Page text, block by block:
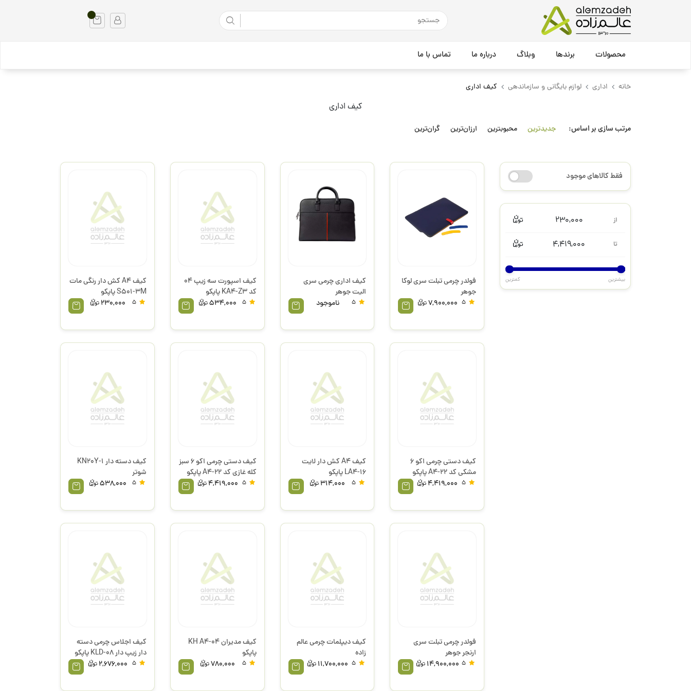
محصولات برندها وبلاگ درباره ما تماس با ما
خانه اداری لوازم بایگانی و سازماندهی کیف اداری
کیف اداری
مرتب سازی بر اساس: جدیدترین محبوبترین ارزان‌ترین گران‌ترین
فقط کالاهای موجود
از 230,000
تا 4,419,000
بیشترین کمترین
فولدر چرمی تبلت سری لوکا
جوهر
7,900,000
کیف اداری چرمی سری
الیت جوهر
ناموجود
کیف اسپورت سه زیپ 04
کد KA4-Z3 پاپکو
5
534,000
کیف A4 کش دار رنگی مات
S501-3M پاپکو
5
230,000
کیف دستی چرمی اکو 6
مشکی کد A4-22 پاپکو
4,419,000
کیف A4 کش دار لایت
LA4-16 پاپکو
314,000
کیف دستی چرمی اکو 6 سبز
کله غازی کد A4-22 پاپکو
5
4,419,000
کیف دسته دار KN20Y-1
شوتر
5
538,000
فولدر چرمی تبلت سری
ارنجر جوهر
14,900,000
کیف دیپلمات چرمی عالم
زاده
11,700,000
کیف مدیران KH A4-04
پاپکو
5
780,000
کیف اجلاس چرمی دسته
دار زیپ دار KLD-08 پاپکو
5
2,676,000